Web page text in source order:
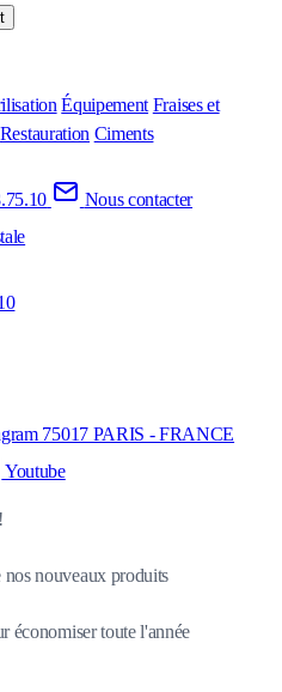
Équipement Fraises et
Restauration Ciments
Nous contacter
75017 PARIS - FRANCE
Youtube
nouveaux produits
économiser toute l'année